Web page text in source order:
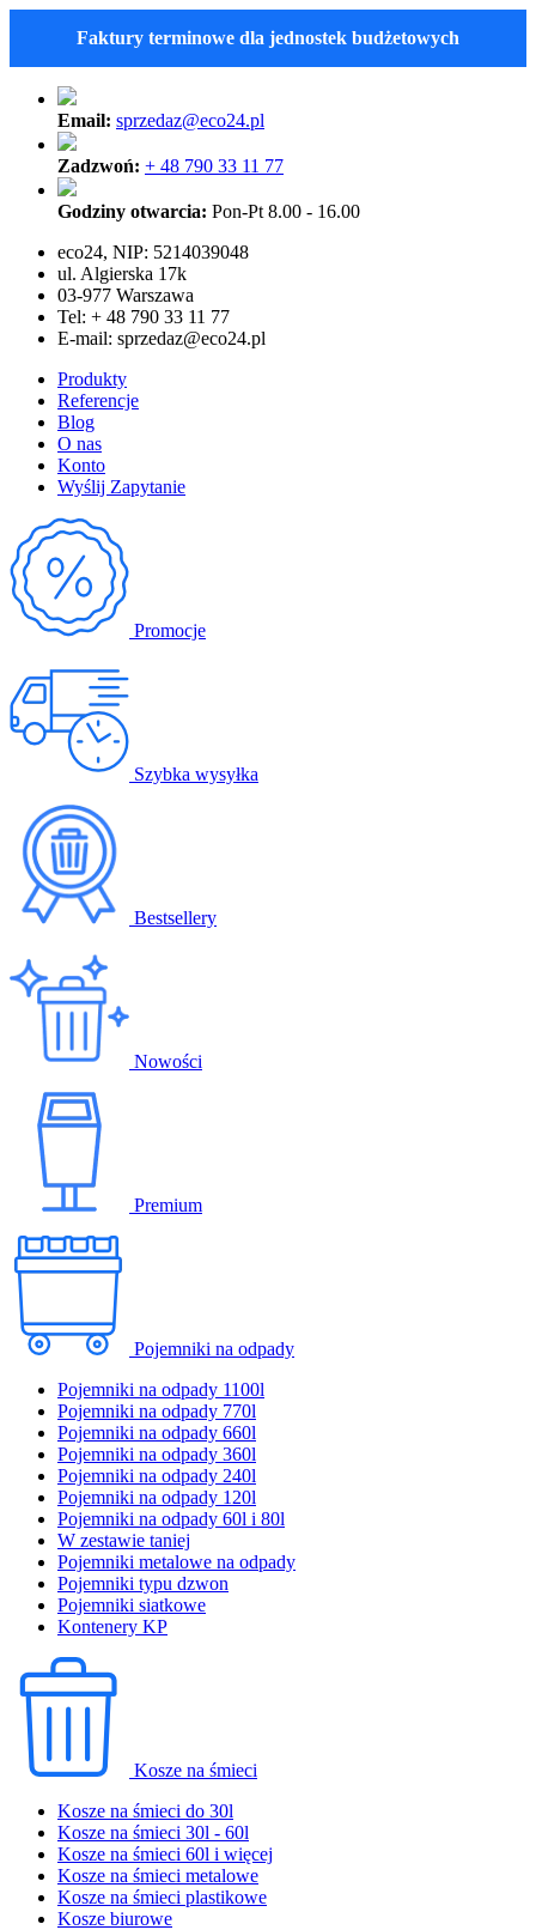
Faktury terminowe dla jednostek budżetowych
Email: sprzedaz@eco24.pl
Zadzwoń: + 48 790 33 11 77
Godziny otwarcia: Pon-Pt 8.00 - 16.00
eco24, NIP: 5214039048
ul. Algierska 17k
03-977 Warszawa
Tel: + 48 790 33 11 77
E-mail: sprzedaz@eco24.pl
Produkty
Referencje
Blog
O nas
Konto
Wyślij Zapytanie
Promocje
Szybka wysyłka
Bestsellery
Nowości
Premium
Pojemniki na odpady
Pojemniki na odpady 1100l
Pojemniki na odpady 770l
Pojemniki na odpady 660l
Pojemniki na odpady 360l
Pojemniki na odpady 240l
Pojemniki na odpady 120l
Pojemniki na odpady 60l i 80l
W zestawie taniej
Pojemniki metalowe na odpady
Pojemniki typu dzwon
Pojemniki siatkowe
Kontenery KP
Kosze na śmieci
Kosze na śmieci do 30l
Kosze na śmieci 30l - 60l
Kosze na śmieci 60l i więcej
Kosze na śmieci metalowe
Kosze na śmieci plastikowe
Kosze biurowe